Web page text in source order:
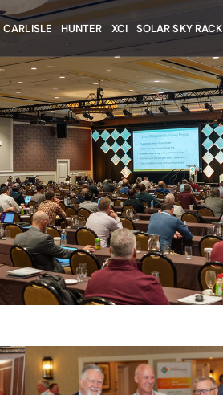
CARLISLE HUNTER XCI SOLAR SKY RACK